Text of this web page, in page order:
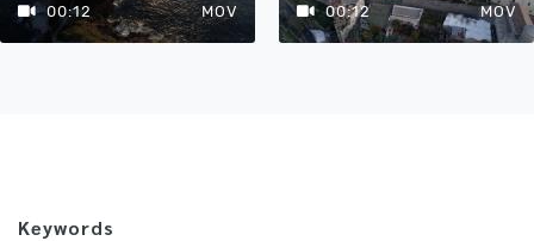
00:12 MOV 00:12 MOV
Keywords